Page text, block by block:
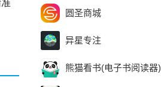
圆圣商城
异星专注
熊猫看书(电子书阅读器)